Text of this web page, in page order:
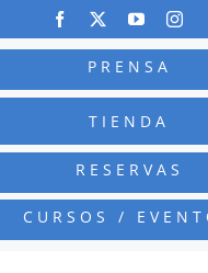
PRENSA
TIENDA
RESERVAS
CURSOS /